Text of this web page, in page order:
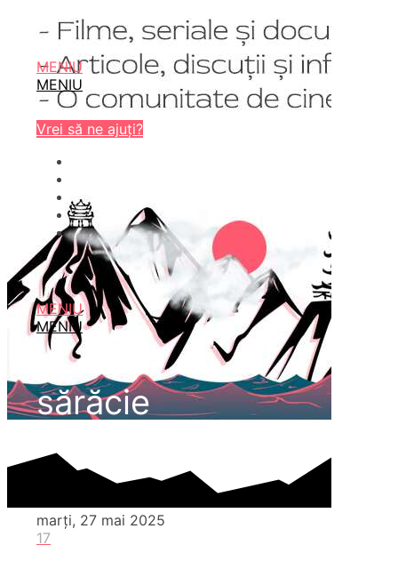
MENIU
MENIU
Vrei să ne ajuți?
MENIU
MENIU
sărăcie
marți, 27 mai 2025
17